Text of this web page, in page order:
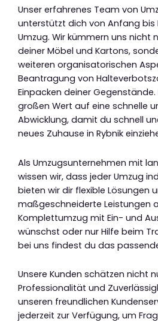
Unser erfahrenes Team von
unterstützt dich von Anfang bis
Umzug. Wir kümmern uns nicht
deiner Möbel und Kartons,
weiteren organisatorischen
Beantragung von
Einpacken deiner
großen Wert auf eine schnelle
Abwicklung, damit du schnell
neues Zuhause in Rybnik
Als Umzugsunternehmen mit
wissen wir, dass jeder Umzug
bieten wir dir flexible Lösungen
maßgeschneiderte Leistungen
Komplettumzug mit Ein- und
wünschst oder nur Hilfe beim
bei uns findest du das
Unsere Kunden schätzen nicht
Professionalität und
unseren freundlichen
jederzeit zur Verfügung, um